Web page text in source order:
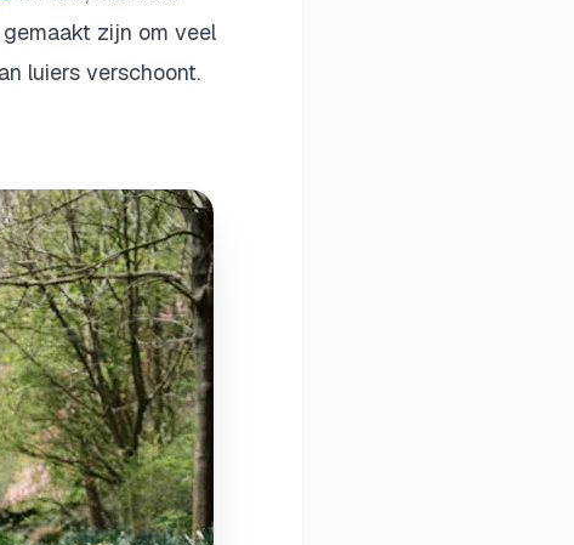
zijn om veel
luiers verschoont.